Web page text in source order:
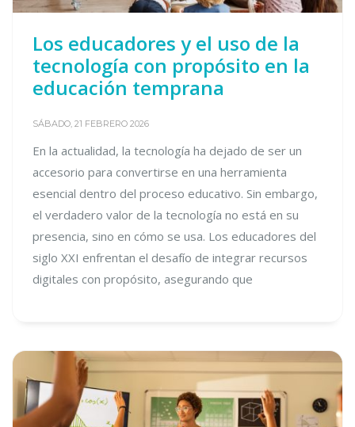
Los educadores y el uso de la
tecnología con propósito en la
educación temprana
SÁBADO, 21 FEBRERO 2026
En la actualidad, la tecnología ha dejado de ser un
accesorio para convertirse en una herramienta
esencial dentro del proceso educativo. Sin embargo,
el verdadero valor de la tecnología no está en su
presencia, sino en cómo se usa. Los educadores del
siglo XXI enfrentan el desafío de integrar recursos
digitales con propósito, asegurando que